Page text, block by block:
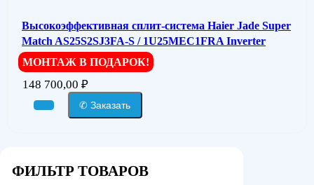
Высокоэффективная сплит-система Haier Jade Super
Match AS25S2SJ3FA-S / 1U25MEC1FRA Inverter
МОНТАЖ В ПОДАРОК!
148 700,00 ₽
✆ Заказать
ФИЛЬТР ТОВАРОВ